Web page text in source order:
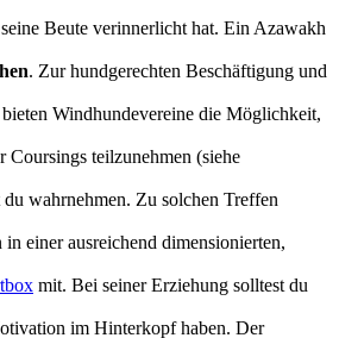
Beute verinnerlicht hat. Ein Azawakh
. Zur hundgerechten Beschäftigung und
Windhundevereine die Möglichkeit,
Coursings teilzunehmen (siehe
wahrnehmen. Zu solchen Treffen
einer ausreichend dimensionierten,
mit. Bei seiner Erziehung solltest du
im Hinterkopf haben. Der